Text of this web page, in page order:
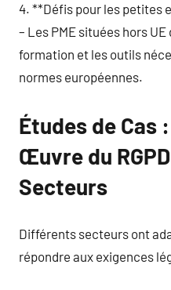
4. **Défis pour les petites
– Les PME situées hors
formation et les outils
normes européennes.
Études de Cas
Œuvre du
Secteurs
Différents secteurs ont
répondre aux exigences